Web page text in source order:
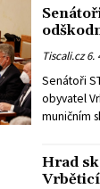
Tiscali.cz 6.
Senátoři
obyvatel
muničním
Hrad